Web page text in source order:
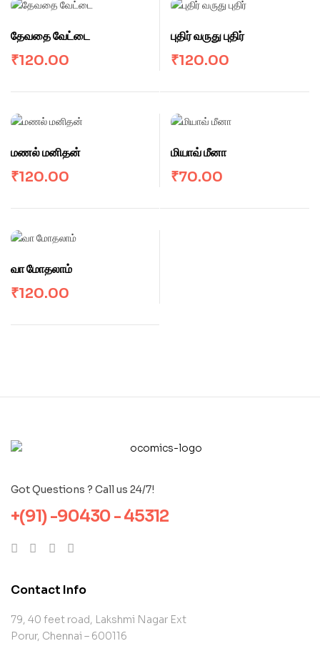
தேவதை வேட்டை
₹120.00
புதிர் வருது புதிர்
₹120.00
மணல் மனிதன்
₹120.00
மியாவ் மீனா
₹70.00
வா மோதலாம்
₹120.00
Got Questions ? Call us 24/7!
+(91) -90430 - 45312
Contact Info
79, 40 feet road, Lakshmi Nagar Ext
Porur, Chennai – 600116